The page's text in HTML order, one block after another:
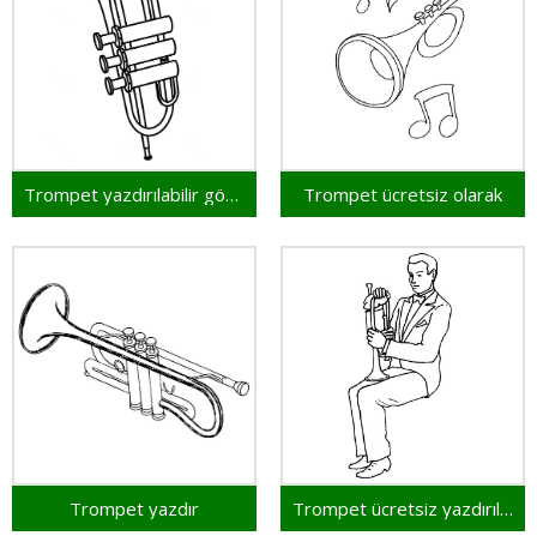
Trompet yazdırılabilir görsel Trompet ücretsiz olarak
Trompet yazdır Trompet ücretsiz yazdırılabilir